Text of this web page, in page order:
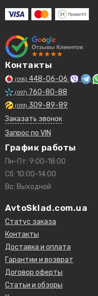
Контакты
(095) 448-06-06
(097) 760-80-88
(093) 309-89-89
Заказать звонок
Запрос по VIN
График работы
Пн-Пт: 9:00-18:00
Сб: 10:00-14:00
Вс: Выходной
AvtoSklad.com.ua
Статус заказа
Контакты
Доставка и оплата
Гарантии и возврат
Договор оферты
Статьи и обзоры